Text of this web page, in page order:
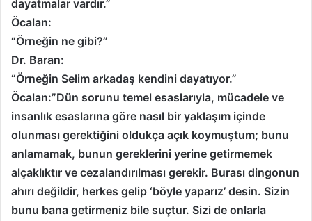
dayatmalar vardır.”
Öcalan:
“Örneğin ne gibi?”
Dr. Baran:
“Örneğin Selim arkadaş kendini dayatıyor.”
Öcalan:”Dün sorunu temel esaslarıyla, mücadele ve
insanlık esaslarına göre nasıl bir yaklaşım içinde
olunması gerektiğini oldukça açık koymuştum; bunu
anlamamak, bunun gereklerini yerine getirmemek
alçaklıktır ve cezalandırılması gerekir. Burası dingonun
ahırı değildir, herkes gelip ‘böyle yaparız’ desin. Sizin
bunu bana getirmeniz bile suçtur. Sizi de onlarla